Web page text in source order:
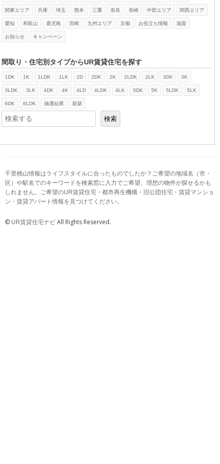
関東エリア 兵庫 埼玉 熊本 三重 奈良 長崎 中部エリア 関西エリア
愛知 和歌山 鹿児島 宮崎 九州エリア 京都 お役立ち情報 滋賀
お知らせ キャンペーン
間取り・住宅別タイプからUR賃貸住宅を探す
1DK 1K 1LDK 1LK 2D 2DK 2K 2LDK 2LK 3DK 3K
3LDK 3LK 4DK 4K 4LD 4LDK 4LK 5DK 5K 5LDK 5LK
6DK 6LDK 抽選結果 新築
検索
検索
千里桃山情報はライフスタイルに合ったものでしたか？ご希望の地域名（市・
区）や駅名でのキーワードを検索窓に入力でご希望、理想の物件が探せるかも
しれません。ご希望のUR賃貸住宅・都市再生機構・旧公団住宅・賃貸マンショ
ン・賃貸アパート情報を見つけてください。
© UR賃貸住宅ナビ All Rights Reserved.